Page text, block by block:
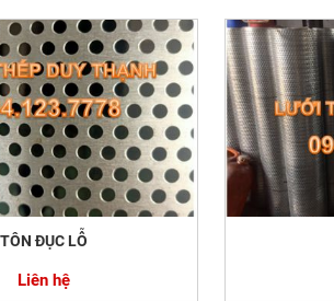
TÔN ĐỤC LỖ
Liên hệ